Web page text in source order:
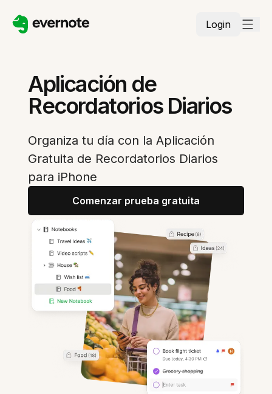
Login
Aplicación de
Recordatorios Diarios
Organiza tu día con la Aplicación
Gratuita de Recordatorios Diarios
para iPhone
Comenzar prueba gratuita